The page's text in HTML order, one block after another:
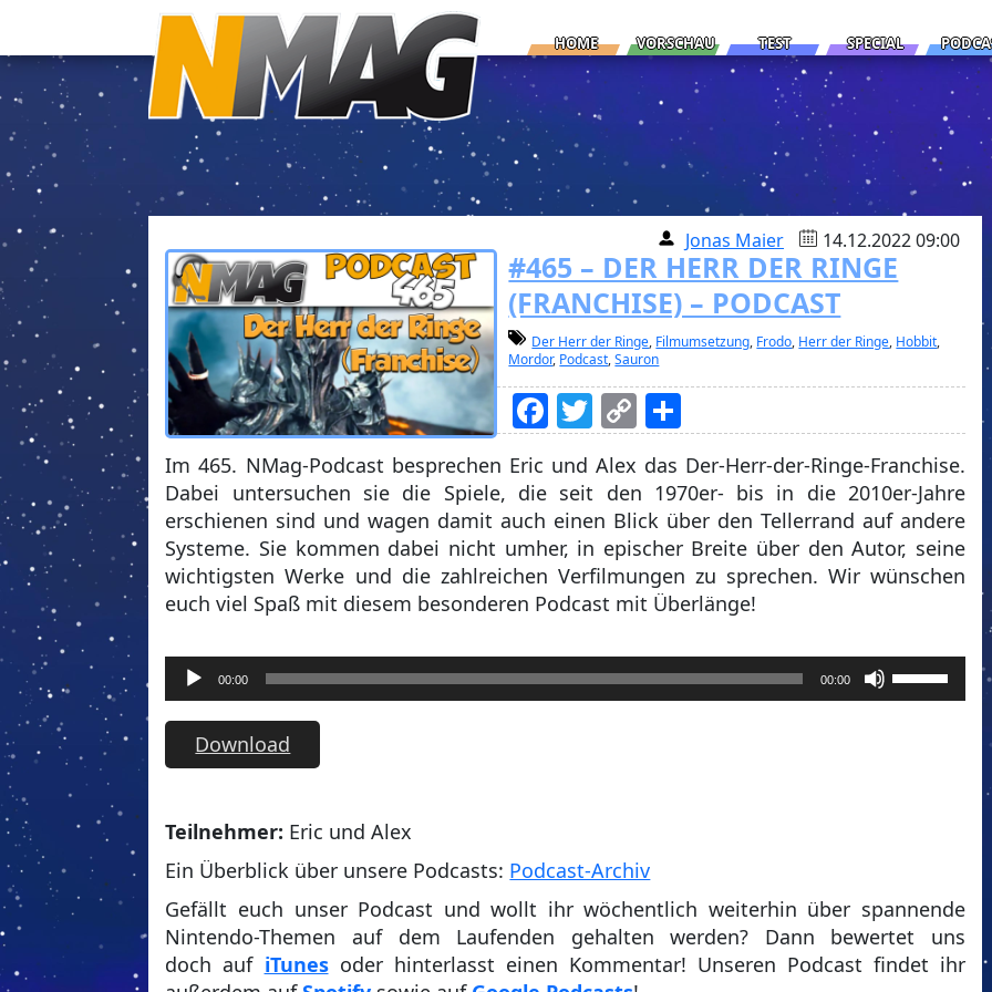
HOME VORSCHAU TEST SPECIAL
Jonas Maier 14.12.2022 09:00
#465 – DER HERR DER RINGE
(FRANCHISE) – PODCAST
Der Herr der Ringe, Filmumsetzung, Frodo, Herr der Ringe, Hobbit,
Mordor, Podcast,Sauron
Facebook
Twitter
Copy
Link
Im 465. NMag-Podcast besprechen Eric und Alex das Der-Herr-der-Ringe-Franchise.
Dabei untersuchen sie die Spiele, die seit den 1970er- bis in die 2010er-Jahre
erschienen sind und wagen damit auch einen Blick über den Tellerrand auf andere
Systeme. Sie kommen dabei nicht umher, in epischer Breite über den Autor, seine
wichtigsten Werke und die zahlreichen Verfilmungen zu sprechen. Wir wünschen
euch viel Spaß mit diesem besonderen Podcast mit Überlänge!
Audio-
Player
00:00 00:00
Pfeiltasten
Hoch/Runter
Download
Teilnehmer: Eric und Alex
Ein Überblick über unsere Podcasts: Podcast-Archiv
Gefällt euch unser Podcast und wollt ihr wöchentlich weiterhin über spannende
Nintendo-Themen auf dem Laufenden gehalten werden? Dann bewertet uns
doch auf iTunesoder hinterlasst einen Kommentar! Unseren Podcast findet ihr